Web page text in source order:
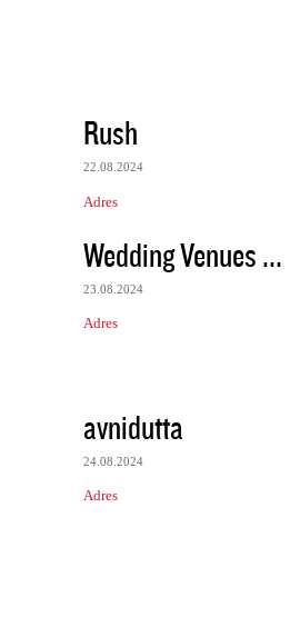
Rush
22.08.2024
Adres
Wedding Venues ...
23.08.2024
Adres
avnidutta
24.08.2024
Adres